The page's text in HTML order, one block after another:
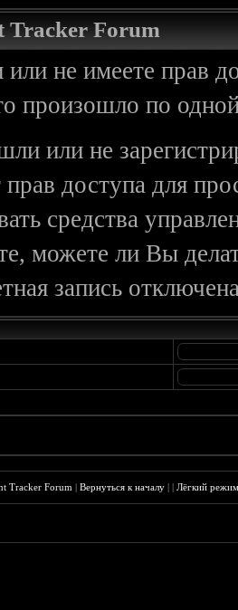
Tracker Forum
не имеете прав
произошло по
или не
прав доступа для
средства
можете ли Вы
запись
Tracker Forum |Вернуться к началу ||Лёгкий